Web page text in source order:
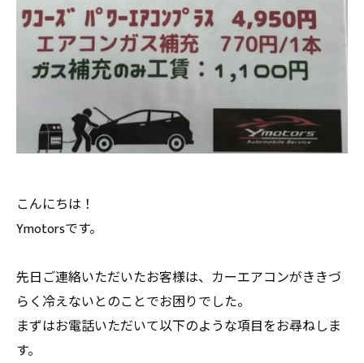
こんにちは！
Ymotorsです。
先日ご連絡いただいたお客様は、カーエアコンがききづ
らく冷えないとのことでお困りでした。
まずはお電話いただいて以下のような項目をお尋ねしま
す。